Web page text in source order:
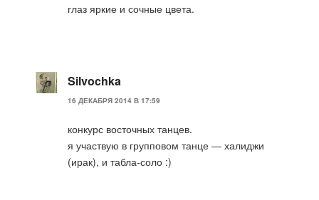
глаз яркие и сочные цвета.
Silvochka
16 ДЕКАБРЯ 2014 В 17:59
конкурс восточных танцев.
я участвую в групповом танце — халиджи
(ирак), и табла-соло :)